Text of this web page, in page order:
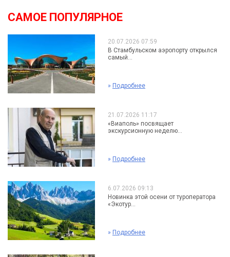
САМОЕ ПОПУЛЯРНОЕ
20.07.2026 07:59
В Стамбульском аэропорту открылся
самый...
» Подробнее
21.07.2026 11:17
«Виаполь» посвящает
экскурсионную неделю...
» Подробнее
6.07.2026 09:13
Новинка этой осени от туроператора
«Экотур...
» Подробнее